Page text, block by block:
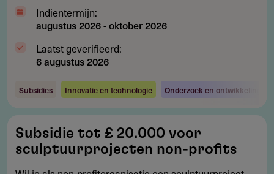
Indientermijn:
augustus 2026-oktober 2026
Laatst geverifieerd:
6 augustus 2026
Subsidies Innovatie en technologie Onderzoek en ontwikkeling
tot
£
Subsidie tot £ 20.000 voor
sculptuurprojecten non-profits